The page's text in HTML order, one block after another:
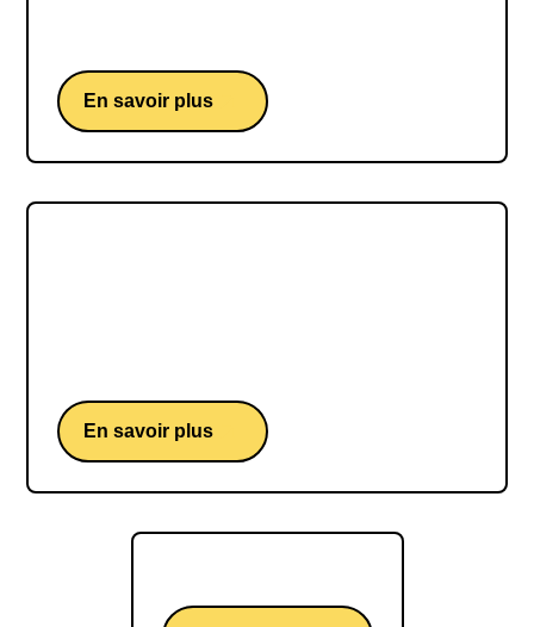
En savoir plus
En savoir plus